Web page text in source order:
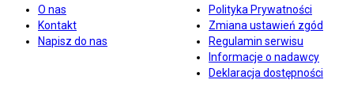
O nas
Kontakt
Napisz do nas
Polityka Prywatności
Zmiana ustawień zgód
Regulamin serwisu
Informacje o nadawcy
Deklaracja dostępności